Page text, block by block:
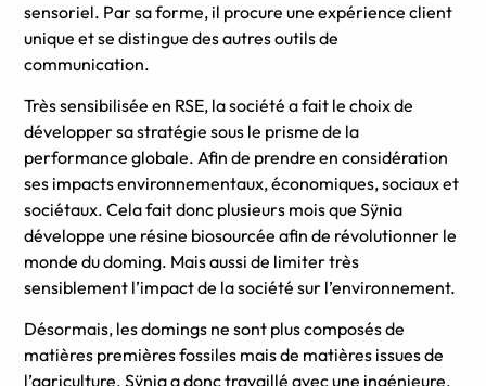
sensoriel. Par sa forme, il procure une expérience client
unique et se distingue des autres outils de
communication.
Très sensibilisée en RSE, la société a fait le choix de
développer sa stratégie sous le prisme de la
performance globale. Afin de prendre en considération
ses impacts environnementaux, économiques, sociaux et
sociétaux. Cela fait donc plusieurs mois que Sÿnia
développe une résine biosourcée afin de révolutionner le
monde du doming. Mais aussi de limiter très
sensiblement l’impact de la société sur l’environnement.
Désormais, les domings ne sont plus composés de
matières premières fossiles mais de matières issues de
l’agriculture. Sÿnia a donc travaillé avec une ingénieure,